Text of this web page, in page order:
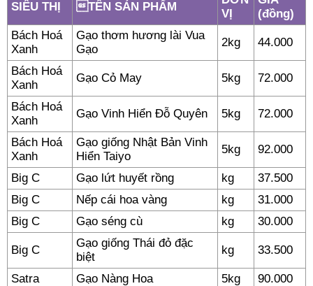
SIÊU THỊ TÊN SẢN PHẨM
VỊ
(đồng)
Bách Hoá
Xanh
Gạo thơm hương lài Vua
Gạo
2kg 44.000
Bách Hoá
Xanh
Gạo Cỏ May 5kg 72.000
Bách Hoá
Xanh
Gạo Vinh Hiển Đỗ Quyên 5kg 72.000
Bách Hoá
Xanh
Gạo giống Nhật Bản Vinh
Hiển Taiyo
5kg 92.000
Big C Gạo lứt huyết rồng kg
37.500
Big C
Nếp cái hoa vàng kg
31.000
Big C
Gạo séng cù kg 30.000
Big C
Gạo giống Thái đỏ đặc
biệt
kg 33.500
Satra Gạo Nàng Hoa 5kg
90.000